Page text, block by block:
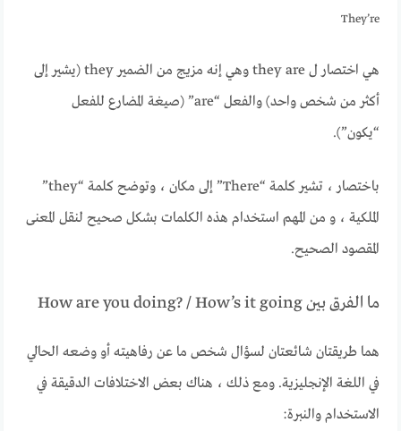
They’re
هي اختصار ل they are وهي إنه مزيج من الضمير they (يشير إلى
أكثر من شخص واحد) والفعل “are” (صيغة المضارع للفعل
“يكون”).
باختصار ، تشير كلمة “There” إلى مكان ، وتوضح كلمة “they”
الملكية ، و من المهم استخدام هذه الكلمات بشكل صحيح لنقل المعنى
المقصود الصحيح.
ما الفرق بين How are you doing? / How’s it going
هما طريقتان شائعتان لسؤال شخص ما عن رفاهيته أو وضعه الحالي
في اللغة الإنجليزية. ومع ذلك ، هناك بعض الاختلافات الدقيقة في
الاستخدام والنبرة: